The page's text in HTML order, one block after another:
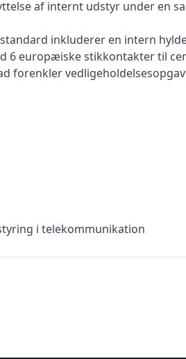
af internt udstyr under en
inkluderer en intern
europæiske stikkontakter til
forenkler
i telekommunikation